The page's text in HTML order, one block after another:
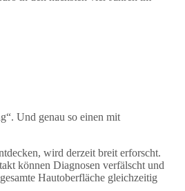
Und genau so einen mit
wird derzeit breit erforscht.
können Diagnosen verfälscht und
Hautoberfläche gleichzeitig